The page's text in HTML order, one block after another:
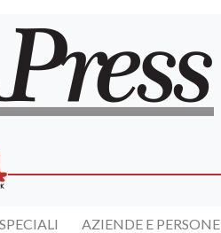
SPECIALI AZIENDE E PERSONE